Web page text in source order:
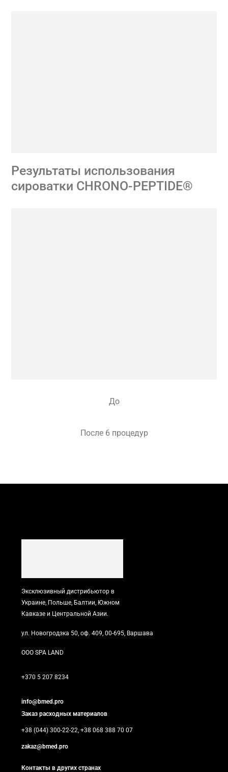
Результаты использования
сироватки CHRONO-PEPTIDE®
До
После 6 процедур
Эксклюзивный дистрибьютор в
Украине, Польше, Балтии, Южном
Кавказе и Центральной Азии.
ул. Новогродзка 50, оф. 409, 00-695, Варшава
ООО SPA LAND
+370 5 207 8234
info@bmed.pro
Заказ расходных материалов
+38 (044) 300-22-22, +38 068 388 70 07
zakaz@bmed.pro
Контакты в других странах